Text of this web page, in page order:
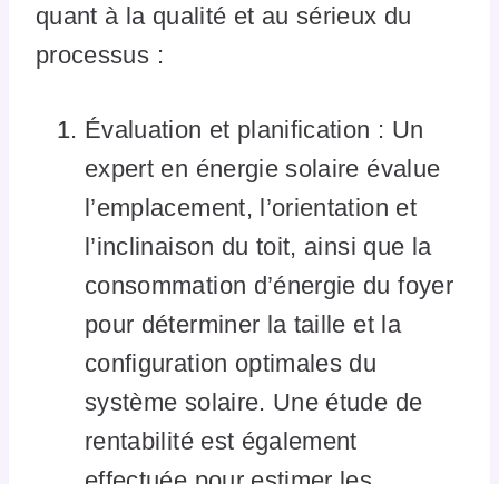
quant à la qualité et au sérieux du
processus :
Évaluation et planification : Un
expert en énergie solaire évalue
l’emplacement, l’orientation et
l’inclinaison du toit, ainsi que la
consommation d’énergie du foyer
pour déterminer la taille et la
configuration optimales du
système solaire. Une étude de
rentabilité est également